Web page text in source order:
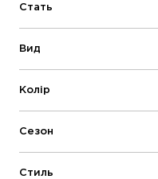
Стать
Вид
Колір
Сезон
Стиль